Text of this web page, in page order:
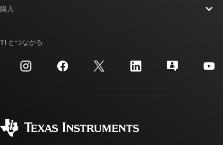
投資家向け情報
製造
クロスリファレンス検索
カスタマー・サポート・センター
myTI アカウントの FAQ
購入
ご注文に関する FAQ
TI とつながる